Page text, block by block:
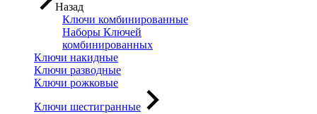
Назад
Ключи комбинированные
Наборы Ключей
комбинированных
Ключи накидные
Ключи разводные
Ключи рожковые
Ключи шестигранные